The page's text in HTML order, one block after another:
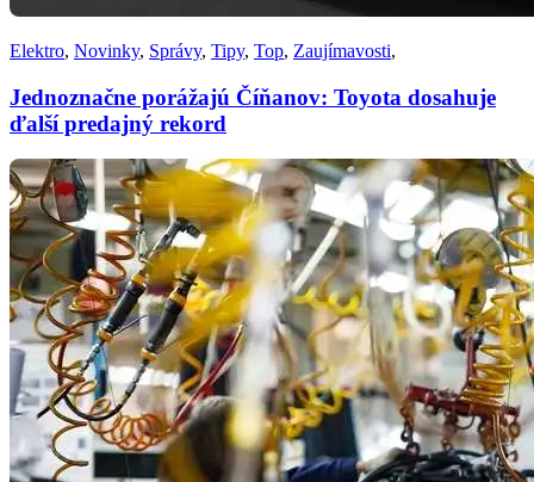
Elektro, Novinky, Správy, Tipy, Top, Zaujímavosti,
Jednoznačne porážajú Číňanov: Toyota dosahuje
ďalší predajný rekord